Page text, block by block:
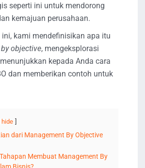
seperti ini untuk mendorong
kemajuan perusahaan.
kami mendefinisikan apa itu
objective, mengeksplorasi
kepada Anda cara
dan memberikan contoh untuk
hide
dari Management By Objective
Membuat Management By